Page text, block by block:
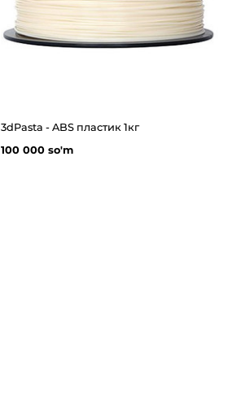
3dPasta - ABS пластик 1кг
100 000 so'm